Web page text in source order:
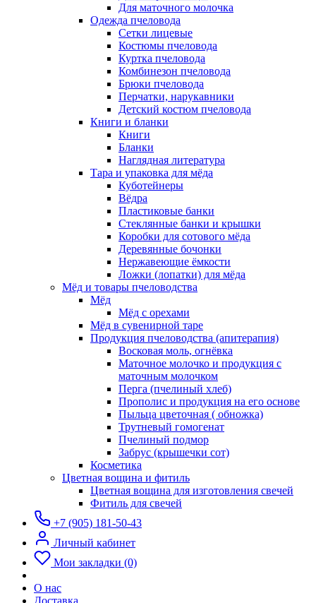
Для маточного молочка
Одежда пчеловода
Сетки лицевые
Костюмы пчеловода
Куртка пчеловода
Комбинезон пчеловода
Брюки пчеловода
Перчатки, нарукавники
Детский костюм пчеловода
Книги и бланки
Книги
Бланки
Наглядная литература
Тара и упаковка для мёда
Куботейнеры
Вёдра
Пластиковые банки
Стеклянные банки и крышки
Коробки для сотового мёда
Деревянные бочонки
Нержавеющие ёмкости
Ложки (лопатки) для мёда
Мёд и товары пчеловодства
Мёд
Мёд с орехами
Мёд в сувенирной таре
Продукция пчеловодства (апитерапия)
Восковая моль, огнёвка
Маточное молочко и продукция с
маточным молочком
Перга (пчелиный хлеб)
Прополис и продукция на его основе
Пыльца цветочная ( обножка)
Трутневый гомогенат
Пчелиный подмор
Забрус (крышечки сот)
Косметика
Цветная вощина и фитиль
Цветная вощина для изготовления свечей
Фитиль для свечей
+7 (905) 181-50-43
Личный кабинет
Мои закладки (0)
О нас
Доставка